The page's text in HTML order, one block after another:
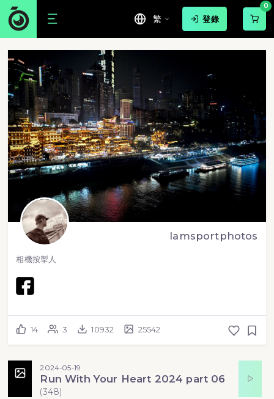
繁 登錄
0
lamsportphotos
相機按掣人
14 3 10932 25542
2024-05-19
Run With Your Heart 2024 part 06
(348)